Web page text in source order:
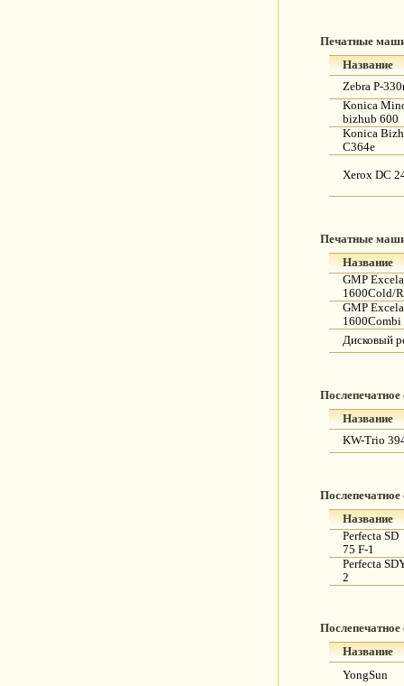
Печатные
Название
Zebra P-
Konica
bizhub 600
Konica
C364е
Xerox DC
Печатные
Название
GMP
1600Cold/
GMP
1600Combi
Дисковый
Послепечатное
Название
KW-Trio
Послепечатное
Название
Perfecta SD
75 F-1
Perfecta
2
Послепечатное
Название
YongSun